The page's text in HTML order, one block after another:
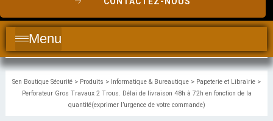
Menu
Sen Boutique Sécurité > Produits > Informatique & Bureautique > Papeterie et Librairie >
Perforateur Gros Travaux 2 Trous. Délai de livraison 48h à 72h en fonction de la
quantité(exprimer l’urgence de votre commande)